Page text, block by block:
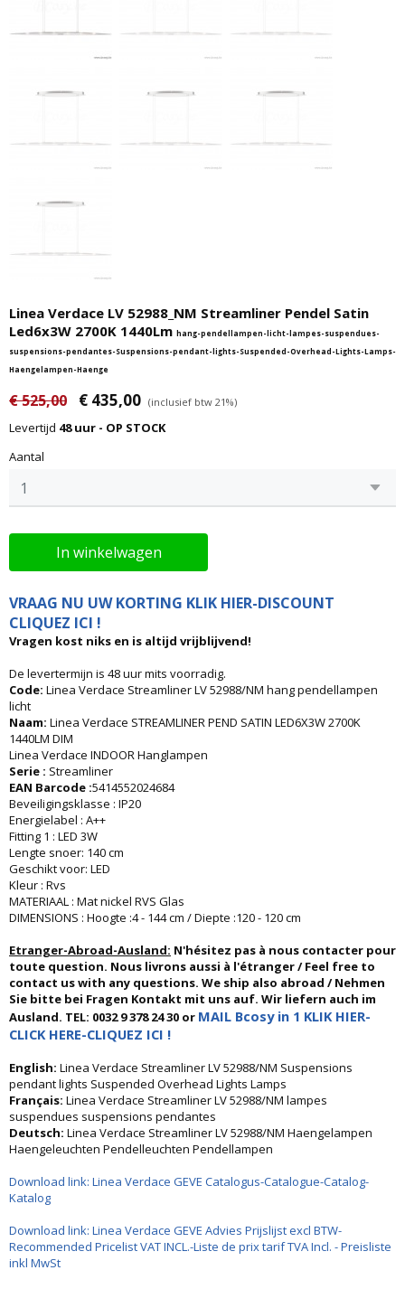
Linea Verdace LV 52988_NM Streamliner Pendel Satin
Led6x3W 2700K 1440Lm hang-pendellampen-licht-lampes-suspendues-
suspensions-pendantes-Suspensions-pendant-lights-Suspended-Overhead-Lights-Lamps-
Haengelampen-Haenge
€ 525,00 € 435,00 (inclusief btw 21%)
Levertijd 48 uur - OP STOCK
Aantal
In winkelwagen
VRAAG NU UW KORTING KLIK HIER-DISCOUNT
CLIQUEZ ICI !
Vragen kost niks en is altijd vrijblijvend!
De levertermijn is 48 uur mits voorradig.
Code: Linea Verdace Streamliner LV 52988/NM hang pendellampen
licht
Naam: Linea Verdace STREAMLINER PEND SATIN LED6X3W 2700K
1440LM DIM
Linea Verdace INDOOR Hanglampen
Serie : Streamliner
EAN Barcode :5414552024684
Beveiligingsklasse : IP20
Energielabel : A++
Fitting 1 : LED 3W
Lengte snoer: 140 cm
Geschikt voor: LED
Kleur : Rvs
MATERIAAL : Mat nickel RVS Glas
DIMENSIONS : Hoogte :4 - 144 cm / Diepte :120 - 120 cm
Etranger-Abroad-Ausland: N'hésitez pas à nous contacter pour
toute question. Nous livrons aussi à l'étranger / Feel free to
contact us with any questions. We ship also abroad / Nehmen
Sie bitte bei Fragen Kontakt mit uns auf. Wir liefern auch im
Ausland. TEL: 0032 9 378 24 30 or MAIL Bcosy in 1 KLIK HIER-
CLICK HERE-CLIQUEZ ICI !
English: Linea Verdace Streamliner LV 52988/NM Suspensions
pendant lights Suspended Overhead Lights Lamps
Français: Linea Verdace Streamliner LV 52988/NM lampes
suspendues suspensions pendantes
Deutsch: Linea Verdace Streamliner LV 52988/NM Haengelampen
Haengeleuchten Pendelleuchten Pendellampen
Download link: Linea Verdace GEVE Catalogus-Catalogue-Catalog-
Katalog
Download link: Linea Verdace GEVE Advies Prijslijst excl BTW-
Recommended Pricelist VAT INCL.-Liste de prix tarif TVA Incl. - Preisliste
inkl MwSt